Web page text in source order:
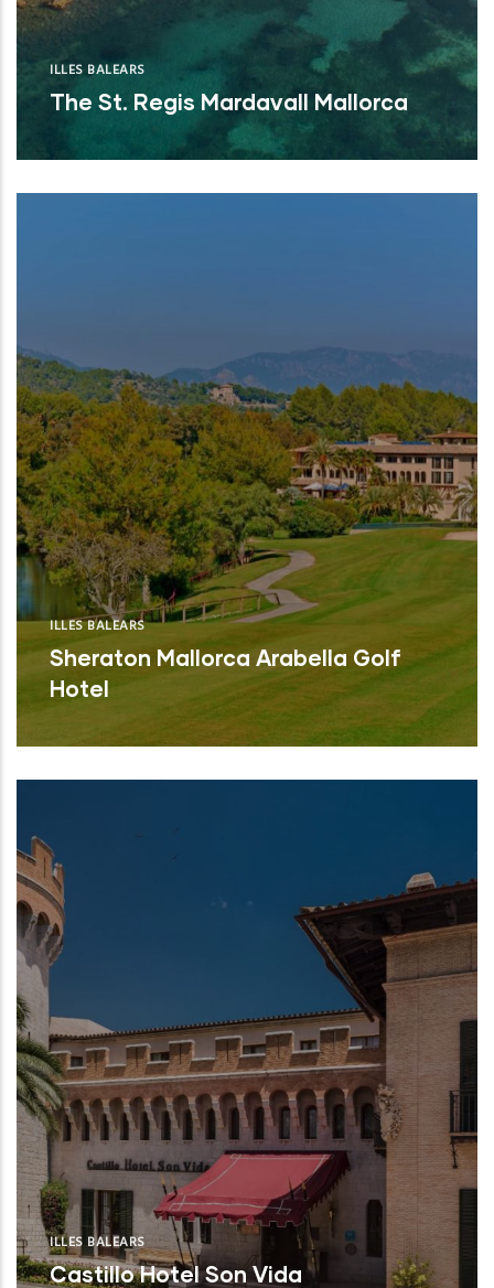
ILLES BALEARS
The St. Regis Mardavall Mallorca
ILLES BALEARS
Sheraton Mallorca Arabella Golf
Hotel
ILLES BALEARS
Castillo Hotel Son Vida